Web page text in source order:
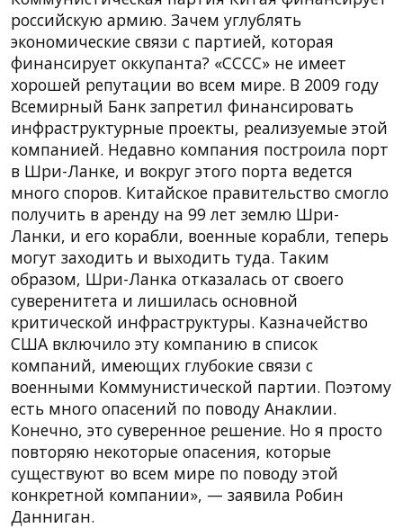
российскую армию. Зачем углублять
экономические связи с партией, которая
финансирует оккупанта? «CCCC» не имеет
хорошей репутации во всем мире. В 2009 году
Всемирный Банк запретил финансировать
инфраструктурные проекты, реализуемые этой
компанией. Недавно компания построила порт
в Шри-Ланке, и вокруг этого порта ведется
много споров. Китайское правительство смогло
получить в аренду на 99 лет землю Шри-
Ланки, и его корабли, военные корабли, теперь
могут заходить и выходить туда. Таким
образом, Шри-Ланка отказалась от своего
суверенитета и лишилась основной
критической инфраструктуры. Казначейство
США включило эту компанию в список
компаний, имеющих глубокие связи с
военными Коммунистической партии. Поэтому
есть много опасений по поводу Анаклии.
Конечно, это суверенное решение. Но я просто
повторяю некоторые опасения, которые
существуют во всем мире по поводу этой
конкретной компании», — заявила Робин
Данниган.